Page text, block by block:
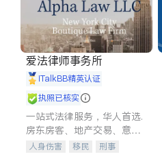
爱法律师事务所
iTalkBB精英认证
执照已核实
一站式法律服务，华人首选.
房东房客、地产交易、意外
伤害、车祸重伤、商业诉
人身伤害 移民
刑事